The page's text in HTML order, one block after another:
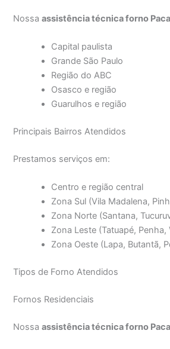
Nossaassistência técnica forno
Capital paulista
Grande São Paulo
Região do ABC
Osasco e região
Guarulhos e região
Principais Bairros Atendidos
Prestamos serviços em:
Centro e região central
Zona Sul (Vila Madalena,
Zona Norte (Santana,
Zona Leste (Tatuapé, Penha,
Zona Oeste (Lapa, Butantã,
Tipos de Forno Atendidos
Fornos Residenciais
Nossaassistência técnica forno